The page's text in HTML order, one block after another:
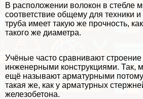
В расположении волокон в стeбле
соответствие общему для техники
труба имеет такую же прочность,
такого же диаметра.
Учёные часто сравнивают строение
инженерными конструкциями. Так,
ещё называют арматурными
такая же, как у арматурных
железобетона.